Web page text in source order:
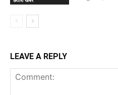
LEAVE A REPLY